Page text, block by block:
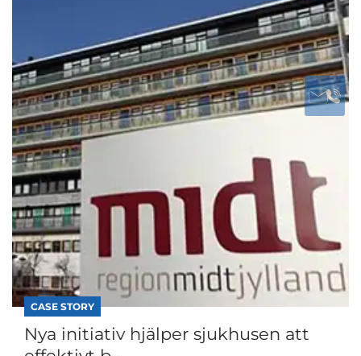
CASE STORY
Nya initiativ hjälper sjukhusen att